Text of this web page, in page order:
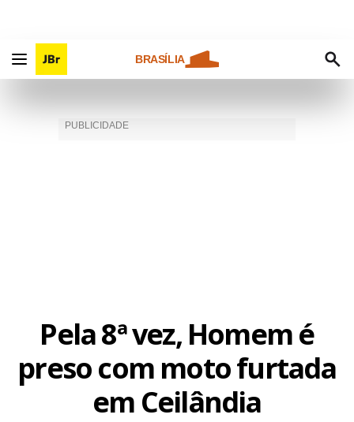
BRASÍLIA
Pela 8ª vez, Homem é
preso com moto furtada
em Ceilândia